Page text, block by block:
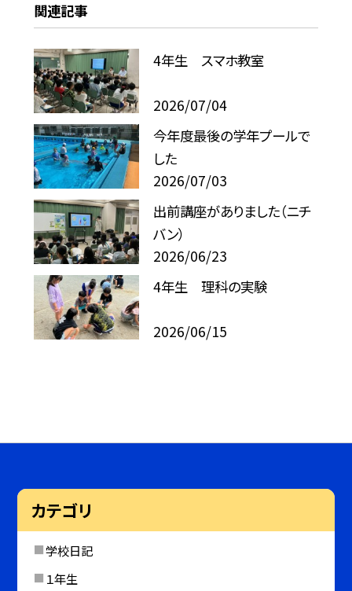
関連記事
4年生 スマホ教室
2026/07/04
今年度最後の学年プールで
した
2026/07/03
出前講座がありました（ニチ
バン）
2026/06/23
4年生 理科の実験
2026/06/15
カテゴリ
学校日記
１年生